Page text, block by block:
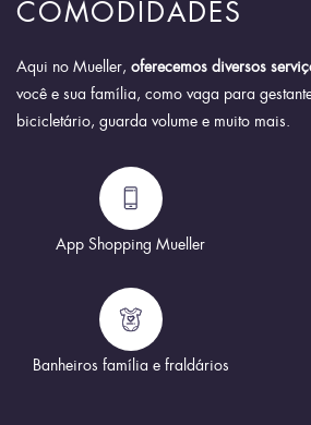
COMODIDADES
Aqui no Mueller, oferecemos diversos
você e sua família, como vaga para
bicicletário, guarda volume e muito mais.
App Shopping Mueller
Banheiros família e fraldários